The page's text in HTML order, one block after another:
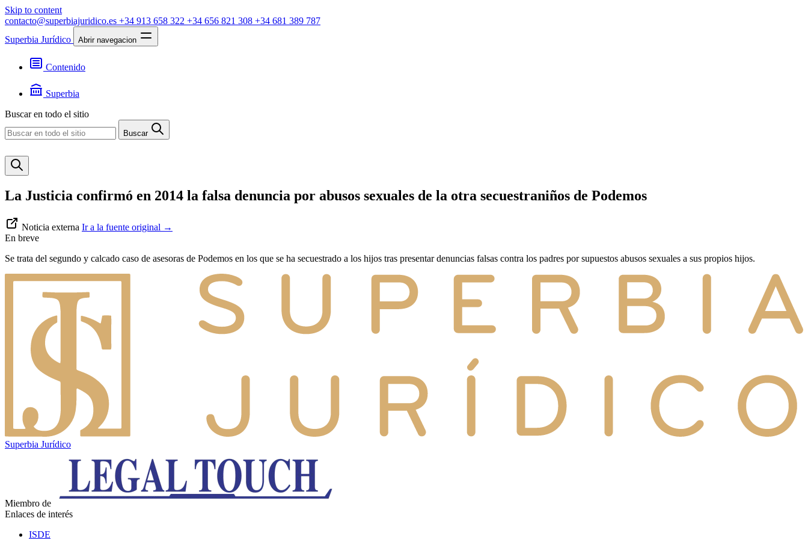
Skip to content
contacto@superbiajuridico.es +34 913 658 322 +34 656 821 308 +34 681 389 787
Superbia Jurídico
Abrir navegacion
Contenido
Jurisprudencia
Noticias
Superbia
Contacto
Buscar en todo el sitio
Buscar
La Justicia confirmó en 2014 la falsa denuncia por abusos sexuales de la otra secuestraniños de Podemos
Noticia externa Ir a la fuente original →
En breve
Se trata del segundo y calcado caso de asesoras de Podemos en los que se ha secuestrado a los hijos tras presentar denuncias falsas contra los padres por supuestos abusos sexuales a sus propios hijos.
Superbia Jurídico
Miembro de
Enlaces de interés
ISDE